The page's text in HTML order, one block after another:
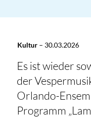
Kultur– 30.03.2026
Es ist wieder
der
Orlando-
Programm